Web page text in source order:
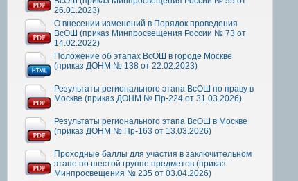
26.01.2023)
О внесении изменений в Порядок проведения
ВсОШ (приказ Минпросвещения России № 73 от
14.02.2022)
Положение об этапах ВсОШ в городе Москве
(приказ ДОНМ № 138 от 22.02.2023)
Результаты регионального этапа ВсОШ по праву в
Москве (приказ ДОНМ № Пр-224 от 31.03.2026)
Результаты регионального этапа ВсОШ в Москве
(приказ ДОНМ № Пр-163 от 13.03.2026)
Проходные баллы для участия в заключительном
этапе по шестой группе предметов (приказ
Минпросвещения № 235 от 03.04.2026)